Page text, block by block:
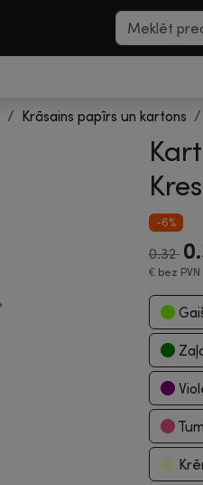
Krāsains papīrs un kartons
-6%
0.32
€ bez PVN